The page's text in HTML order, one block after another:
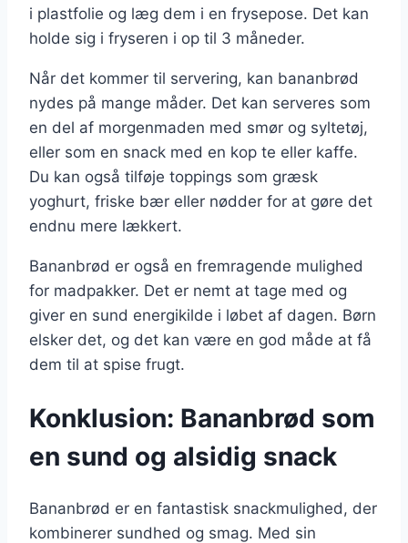
i plastfolie og læg dem i en frysepose. Det kan
holde sig i fryseren i op til 3 måneder.
Når det kommer til servering, kan bananbrød
nydes på mange måder. Det kan serveres som
en del af morgenmaden med smør og syltetøj,
eller som en snack med en kop te eller kaffe.
Du kan også tilføje toppings som græsk
yoghurt, friske bær eller nødder for at gøre det
endnu mere lækkert.
Bananbrød er også en fremragende mulighed
for madpakker. Det er nemt at tage med og
giver en sund energikilde i løbet af dagen. Børn
elsker det, og det kan være en god måde at få
dem til at spise frugt.
Konklusion: Bananbrød som
en sund og alsidig snack
Bananbrød er en fantastisk snackmulighed, der
kombinerer sundhed og smag. Med sin